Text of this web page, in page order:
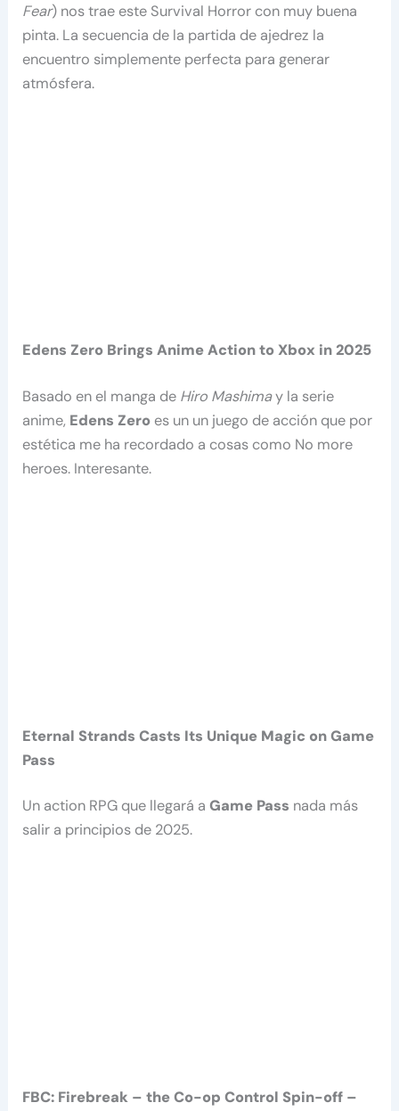
Fear) nos trae este Survival Horror con muy buena
pinta. La secuencia de la partida de ajedrez la
encuentro simplemente perfecta para generar
atmósfera.
Edens Zero Brings Anime Action to Xbox in 2025
Basado en el manga de Hiro Mashimay la serie
anime, Edens Zero es un un juego de acción que por
estética me ha recordado a cosas como No more
heroes. Interesante.
Eternal Strands Casts Its Unique Magic on Game
Pass
Un action RPG que llegará aGame Pass nada más
salir a principios de 2025.
FBC: Firebreak – the Co-op Control Spin-off –